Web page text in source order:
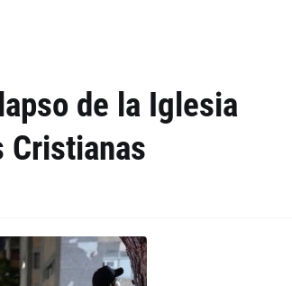
de la Iglesia
Cristianas